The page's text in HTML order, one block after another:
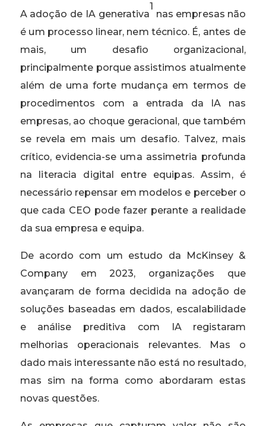
A adoção de IA generativa
1
nas empresas não
é um processo linear, nem técnico. É, antes de
mais, um desafio organizacional,
principalmente porque assistimos atualmente
além de uma forte mudança em termos de
procedimentos com a entrada da IA nas
empresas, ao choque geracional, que também
se revela em mais um desafio. Talvez, mais
crítico, evidencia-se uma assimetria profunda
na literacia digital entre equipas. Assim, é
necessário repensar em modelos e perceber o
que cada CEO pode fazer perante a realidade
da sua empresa e equipa.
De acordo com um estudo da McKinsey &
Company em 2023, organizações que
avançaram de forma decidida na adoção de
soluções baseadas em dados, escalabilidade
e análise preditiva com IA registaram
melhorias operacionais relevantes. Mas o
dado mais interessante não está no resultado,
mas sim na forma como abordaram estas
novas questões.